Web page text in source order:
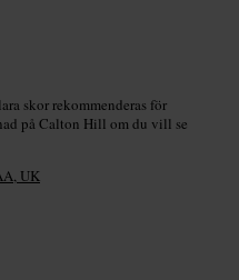
skor rekommenderas för
på Calton Hill om du vill se
UK